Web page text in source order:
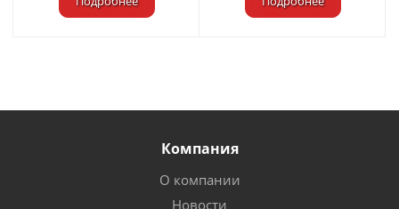
Компания
О компании
Новости